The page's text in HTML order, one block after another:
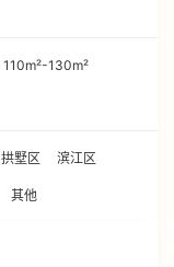
110m²-130m²
拱墅区 滨江区
其他